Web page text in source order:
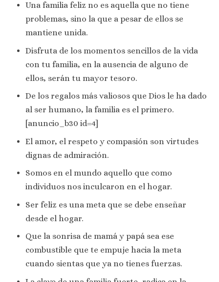
Una familia feliz no es aquella que no tiene
problemas, sino la que a pesar de ellos se
mantiene unida.
Disfruta de los momentos sencillos de la vida
con tu familia, en la ausencia de alguno de
ellos, serán tu mayor tesoro.
De los regalos más valiosos que Dios le ha dado
al ser humano, la familia es el primero.
[anuncio_b30 id=4]
El amor, el respeto y compasión son virtudes
dignas de admiración.
Somos en el mundo aquello que como
individuos nos inculcaron en el hogar.
Ser feliz es una meta que se debe enseñar
desde el hogar.
Que la sonrisa de mamá y papá sea ese
combustible que te empuje hacia la meta
cuando sientas que ya no tienes fuerzas.